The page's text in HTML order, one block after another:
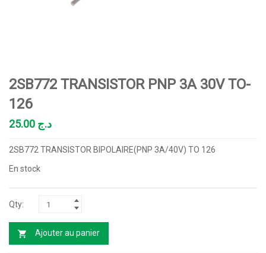
2SB772 TRANSISTOR PNP 3A 30V TO-
126
د.ج
2SB772 TRANSISTOR BIPOLAIRE(PNP 3A/40V) TO 126
En stock
Ajouter au panier